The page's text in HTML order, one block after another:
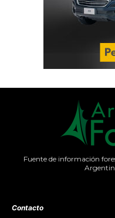
Fuente de información
Contacto